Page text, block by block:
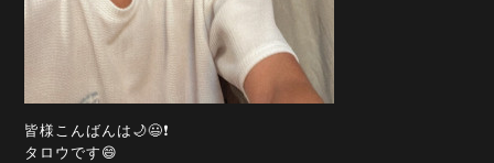
皆様こんばんは🌙😃❗
タロウです😄